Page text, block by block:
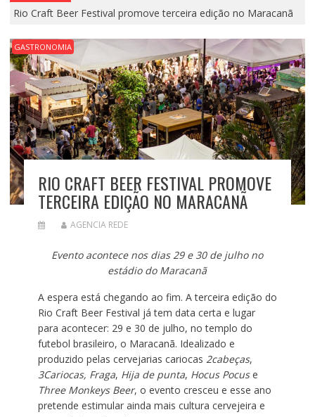
Rio Craft Beer Festival promove terceira edição no Maracanã
GASTRONOMIA
RIO CRAFT BEER FESTIVAL PROMOVE
TERCEIRA EDIÇÃO NO MARACANÃ
AGENCIA REDE
Evento acontece nos dias 29 e 30 de julho no
estádio do Maracanã
A espera está chegando ao fim. A terceira edição do
Rio Craft Beer Festival já tem data certa e lugar
para acontecer: 29 e 30 de julho, no templo do
futebol brasileiro, o Maracanã. Idealizado e
produzido pelas cervejarias cariocas 2cabeças,
3Cariocas, Fraga, Hija de punta, Hocus Pocuse
Three Monkeys Beer, o evento cresceu e esse ano
pretende estimular ainda mais cultura cervejeira e